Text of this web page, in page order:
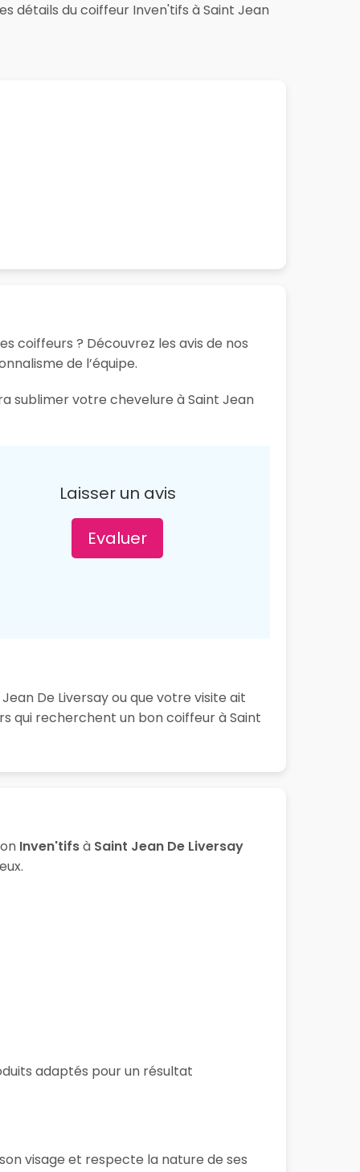
détails du coiffeur Inven'tifs à Saint Jean
coiffeurs ? Découvrez les avis de nos
de l’équipe.
sublimer votre chevelure à Saint Jean
Laisser un avis
Evaluer
De Liversay ou que votre visite ait
qui recherchent un bon coiffeur à Saint
Inven'tifsà Saint Jean De Liversay
adaptés pour un résultat
visage et respecte la nature de ses